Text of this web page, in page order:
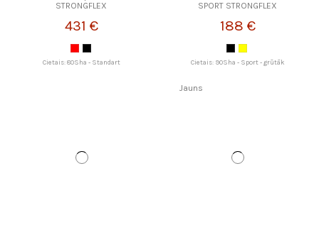
STRONGFLEX
431 €
Cietais: 80Sha - Standart
SPORT STRONGFLEX
188 €
Cietais: 90Sha - Sport - grūtāk
Jauns